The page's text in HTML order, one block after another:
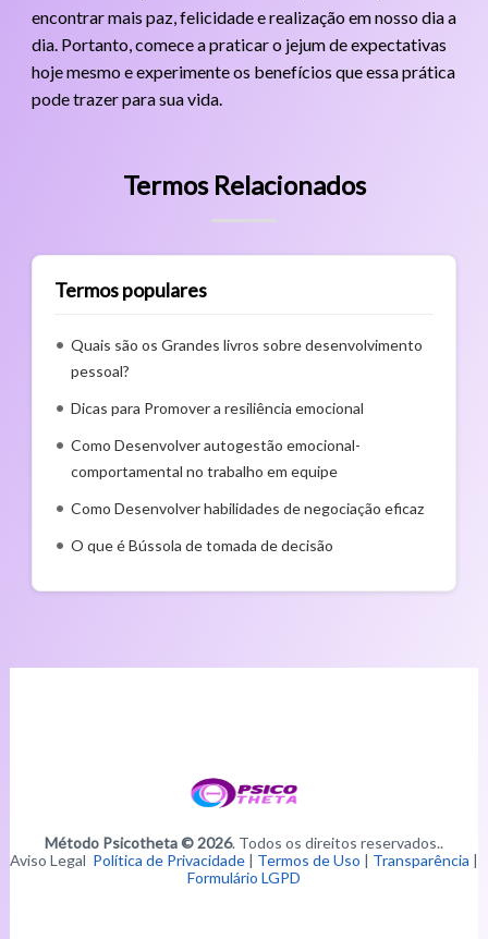
encontrar mais paz, felicidade e realização em nosso dia a
dia. Portanto, comece a praticar o jejum de expectativas
hoje mesmo e experimente os benefícios que essa prática
pode trazer para sua vida.
Termos Relacionados
Termos populares
Quais são os Grandes livros sobre desenvolvimento
pessoal?
Dicas para Promover a resiliência emocional
Como Desenvolver autogestão emocional-
comportamental no trabalho em equipe
Como Desenvolver habilidades de negociação eficaz
O que é Bússola de tomada de decisão
Método Psicotheta © 2026. Todos os direitos reservados..
Aviso Legal Política de Privacidade | Termos de Uso | Transparência |
Formulário LGPD